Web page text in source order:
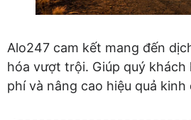
Alo247 cam kết mang đến
hóa vượt trội. Giúp quý
phí và nâng cao hiệu quả kinh